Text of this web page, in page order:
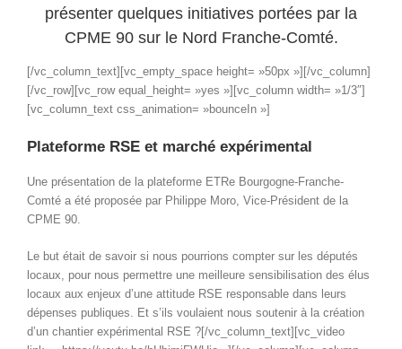
présenter quelques initiatives portées par la
CPME 90 sur le Nord Franche-Comté.
[/vc_column_text][vc_empty_space height= »50px »][/vc_column]
[/vc_row][vc_row equal_height= »yes »][vc_column width= »1/3″]
[vc_column_text css_animation= »bounceIn »]
Plateforme RSE et marché expérimental
Une présentation de la plateforme ETRe Bourgogne-Franche-
Comté a été proposée par Philippe Moro, Vice-Président de la
CPME 90.
Le but était de savoir si nous pourrions compter sur les députés
locaux, pour nous permettre une meilleure sensibilisation des élus
locaux aux enjeux d’une attitude RSE responsable dans leurs
dépenses publiques. Et s’ils voulaient nous soutenir à la création
d’un chantier expérimental RSE ?[/vc_column_text][vc_video